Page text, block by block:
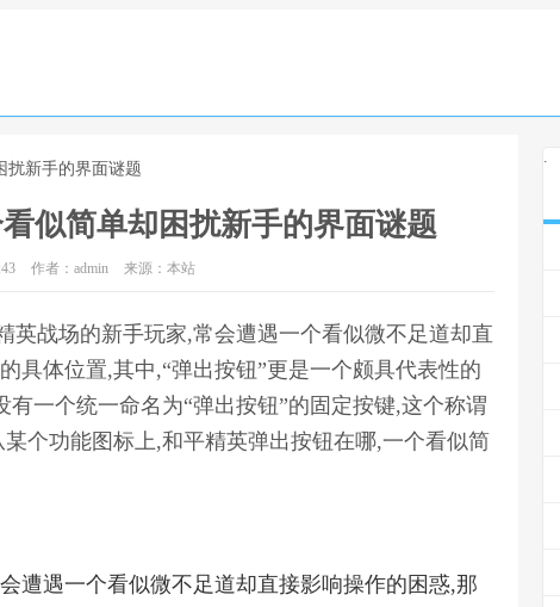
扰新手的界面谜题
似简单却困扰新手的界面谜题
作者：admin 来源：本站
英战场的新手玩家,常会遭遇一个看似微不足道却直
具体位置,其中,“弹出按钮”更是一个颇具代表性的
一个统一命名为“弹出按钮”的固定按键,这个称谓
个功能图标上,和平精英弹出按钮在哪,一个看似简
遭遇一个看似微不足道却直接影响操作的困惑,那
.